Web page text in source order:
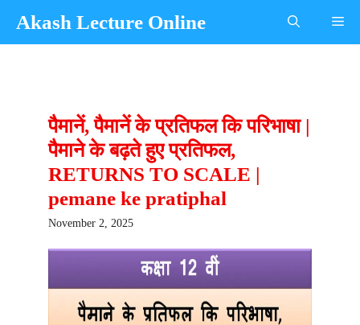
Akash Lecture Online
पैमानें, पैमानें के प्रतिफल कि परिभाषा |
पैमाने के बढ़ते हुए प्रतिफल,
RETURNS TO SCALE |
pemane ke pratiphal
November 2, 2025